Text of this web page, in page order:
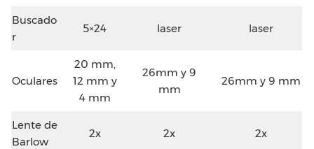
Buscado
r
5×24 laser laser
Oculares
20 mm,
12 mm y
4 mm
26mm y 9
mm
26mm y 9 mm
Lente de
Barlow
2x 2x 2x